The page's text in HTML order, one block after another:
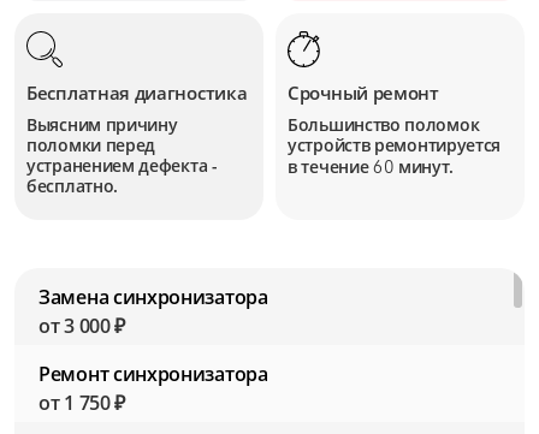
Бесплатная диагностика
Выясним причину
поломки перед
устранением дефекта -
бесплатно.
Срочный ремонт
Большинство поломок
устройств ремонтируется
в течение60 минут.
Замена синхронизатора
от 3 000 ₽
Ремонт синхронизатора
от 1 750 ₽